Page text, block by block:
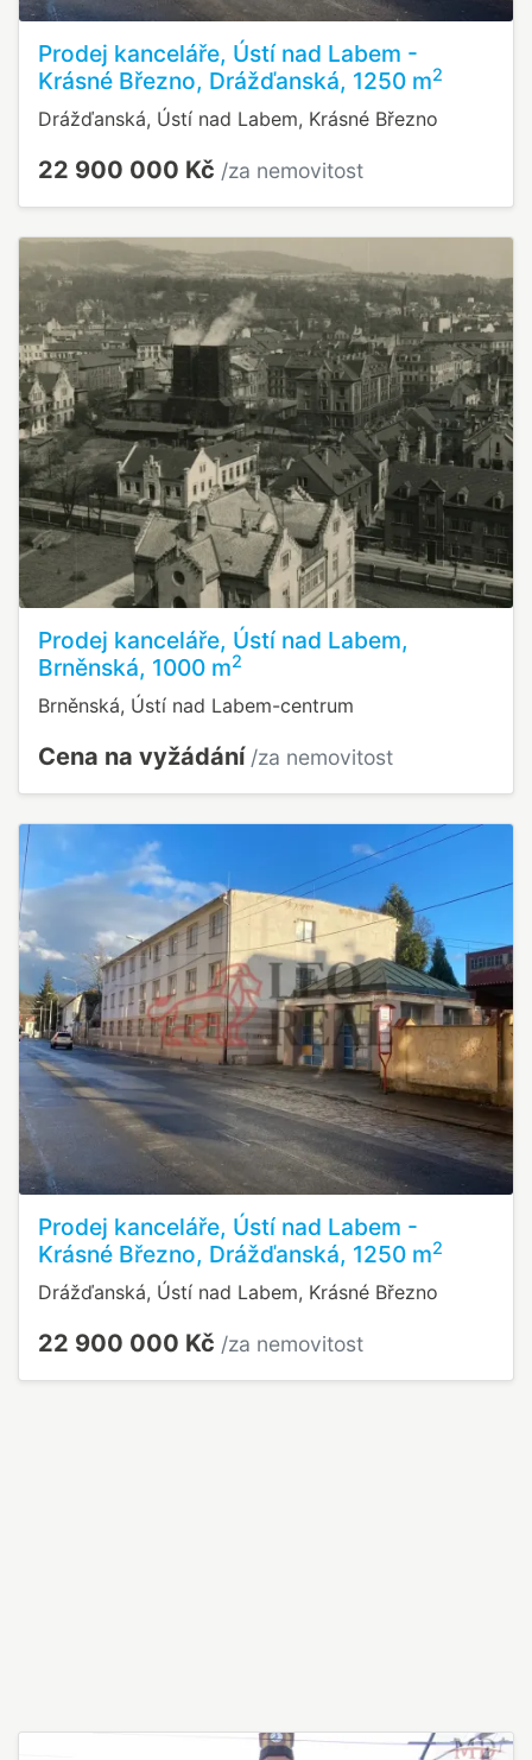
Prodej kanceláře, Ústí nad Labem -
Krásné Březno, Drážďanská, 1250 m2
Drážďanská, Ústí nad Labem, Krásné Březno
22 900 000 Kč /za nemovitost
Prodej kanceláře, Ústí nad Labem,
Brněnská, 1000 m2
Brněnská, Ústí nad Labem-centrum
Cena na vyžádání /za nemovitost
Prodej kanceláře, Ústí nad Labem -
Krásné Březno, Drážďanská, 1250 m2
Drážďanská, Ústí nad Labem, Krásné Březno
22 900 000 Kč /za nemovitost